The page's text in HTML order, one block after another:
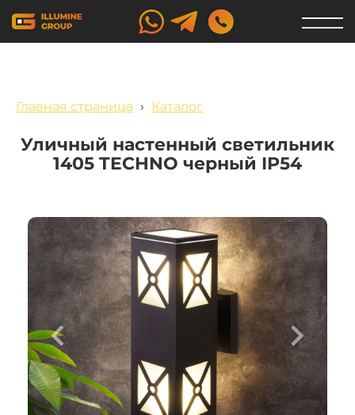
Главная страница › Каталог
Уличный настенный светильник
1405 TECHNO черный IP54